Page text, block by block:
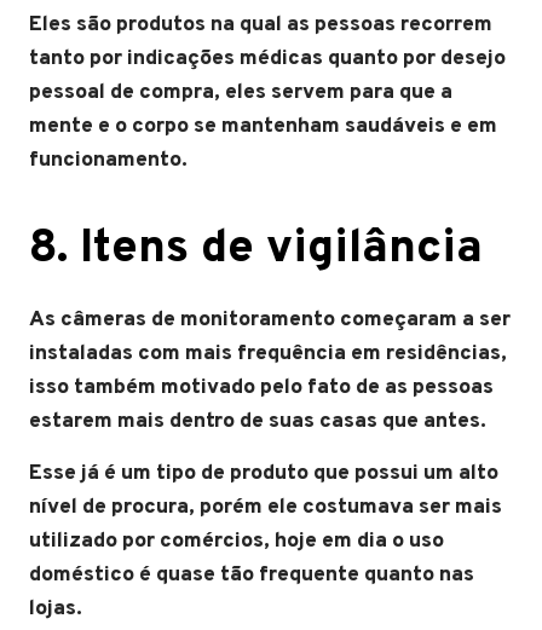
Eles são produtos na qual as pessoas recorrem
tanto por indicações médicas quanto por desejo
pessoal de compra, eles servem para que a
mente e o corpo se mantenham saudáveis e em
funcionamento.
8. Itens de vigilância
As câmeras de monitoramento começaram a ser
instaladas com mais frequência em residências,
isso também motivado pelo fato de as pessoas
estarem mais dentro de suas casas que antes.
Esse já é um tipo de produto que possui um alto
nível de procura, porém ele costumava ser mais
utilizado por comércios, hoje em dia o uso
doméstico é quase tão frequente quanto nas
lojas.